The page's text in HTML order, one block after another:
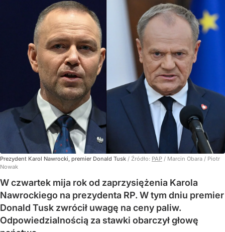
Prezydent Karol Nawrocki, premier Donald Tusk / Źródło: PAP / Marcin Obara / Piotr
Nowak
W czwartek mija rok od zaprzysiężenia Karola
Nawrockiego na prezydenta RP. W tym dniu premier
Donald Tusk zwrócił uwagę na ceny paliw.
Odpowiedzialnością za stawki obarczył głowę